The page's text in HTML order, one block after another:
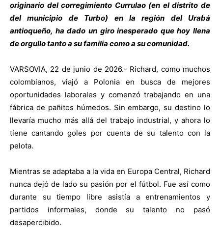
originario del corregimiento Currulao (en el distrito de
del municipio de Turbo) en la región del Urabá
antioqueño, ha dado un giro inesperado que hoy llena
de orgullo tanto a su familia como a su comunidad.
VARSOVIA, 22 de junio de 2026.- Richard, como muchos
colombianos, viajó a Polonia en busca de mejores
oportunidades laborales y comenzó trabajando en una
fábrica de pañitos húmedos. Sin embargo, su destino lo
llevaría mucho más allá del trabajo industrial, y ahora lo
tiene cantando goles por cuenta de su talento con la
pelota.
Mientras se adaptaba a la vida en Europa Central, Richard
nunca dejó de lado su pasión por el fútbol. Fue así como
durante su tiempo libre asistía a entrenamientos y
partidos informales, donde su talento no pasó
desapercibido.